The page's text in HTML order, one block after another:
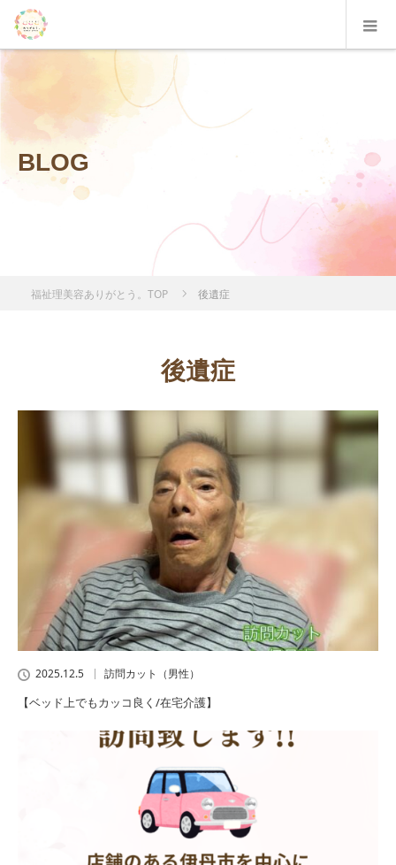
BLOG
福祉理美容ありがとう。TOP 後遺症
後遺症
2025.12.5 訪問カット（男性）
【ベッド上でもカッコ良く/在宅介護】